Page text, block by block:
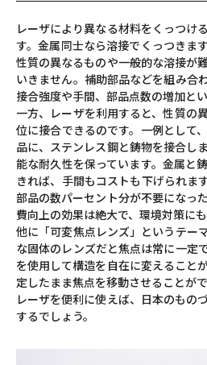
レーザにより異なる材料をくっつけ
す。金属同士なら溶接でくっつきま
性質の異なるものや一般的な溶接が
いきません。補助部品などを組み合
接合強度や手間、部品点数の増加と
一方、レーザを利用すると、性質の
位に接合できるのです。一例として
品に、ステンレス鋼と鋳物を接合し
能な耐久性を保っています。金属と
きれば、手間もコストも下げられま
部品の数パーセント分が不要になっ
費向上の効果は絶大で、環境対策にも
他に「可変焦点レンズ」というテー
な固体のレンズだと焦点は常に一定
を使用して構造を自在に変えること
定したまま焦点を移動させることがで
レーザを便利に使えば、日本のもの
するでしょう。